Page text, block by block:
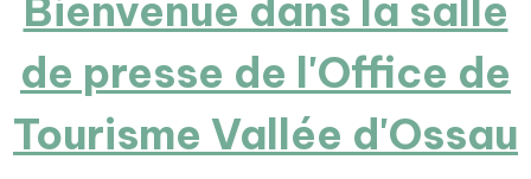
Bienvenue dans la salle
de presse de l'Office de
Tourisme Vallée d'Ossau